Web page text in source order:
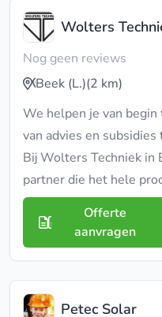
Wolters
Nog geen reviews
Beek (L.)(2 km)
We helpen je van
van advies en
Bij Wolters Techniek in
partner die het hele
Offerte
aanvragen
Petec Solar